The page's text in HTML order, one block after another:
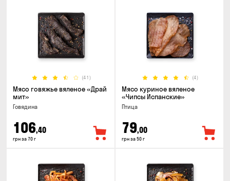
(41)
Мясо говяжье вяленое «Драй
мит»
Говядина
106,40
грн за 70 г
(4)
Мясо куриное вяленое
«Чипсы Испанские»
Птица
79,00
грн за 50 г